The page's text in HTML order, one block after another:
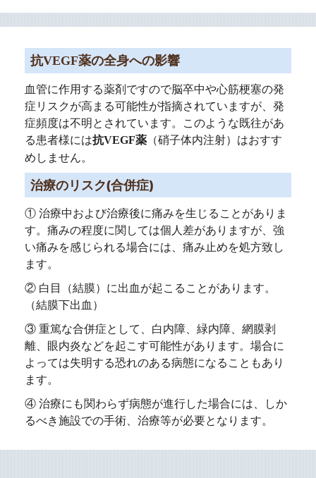
抗VEGF薬の全身への影響
血管に作用する薬剤ですので脳卒中や心筋梗塞の発
症リスクが高まる可能性が指摘されていますが、発
症頻度は不明とされています。このような既往があ
る患者様には抗VEGF薬 （硝子体内注射）はおすす
めしません。
治療のリスク(合併症)
① 治療中および治療後に痛みを生じることがありま
す。痛みの程度に関しては個人差がありますが、強
い痛みを感じられる場合には、痛み止めを処方致し
ます。
② 白目（結膜）に出血が起こることがあります。
（結膜下出血）
③ 重篤な合併症として、白内障、緑内障、網膜剥
離、眼内炎などを起こす可能性があります。場合に
よっては失明する恐れのある病態になることもあり
ます。
④ 治療にも関わらず病態が進行した場合には、しか
るべき施設での手術、治療等が必要となります。